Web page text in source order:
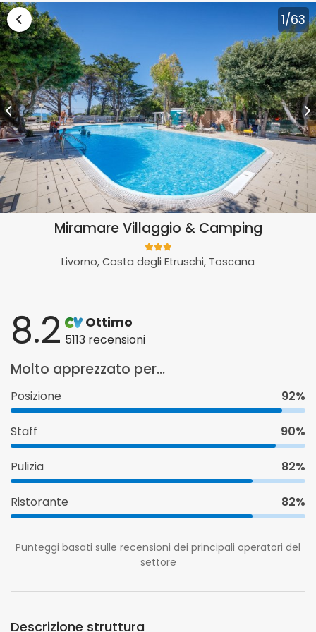
Vai alla lista vacanze Toscana 1/63
Miramare Villaggio & Camping
Livorno, Costa degli Etruschi, Toscana
8.2 Ottimo
5113 recensioni
Molto apprezzato per...
Posizione 92%
Staff 90%
Pulizia 82%
Ristorante 82%
Punteggi basati sulle recensioni dei principali operatori del
settore
Descrizione struttura